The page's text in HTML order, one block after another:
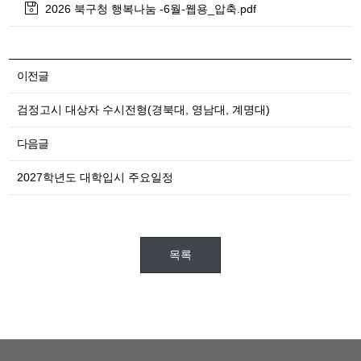
2026 북구청 행복나눔 -6월-웹용_압축.pdf
이전글
검정고시 대상자 수시전형(경북대, 영남대, 계명대)
다음글
2027학년도 대학입시 주요일정
목록